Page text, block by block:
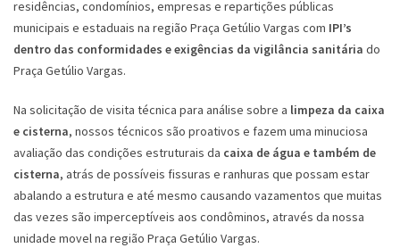
residências, condomínios, empresas e repartições públicas
municipais e estaduais na região Praça Getúlio Vargas com IPI’s
dentro das conformidades e exigências da vigilância sanitária do
Praça Getúlio Vargas.
Na solicitação de visita técnica para análise sobre a limpeza da caixa
e cisterna, nossos técnicos são proativos e fazem uma minuciosa
avaliação das condições estruturais da caixa de água e também de
cisterna, atrás de possíveis fissuras e ranhuras que possam estar
abalando a estrutura e até mesmo causando vazamentos que muitas
das vezes são imperceptíveis aos condôminos, através da nossa
unidade movel na região Praça Getúlio Vargas.